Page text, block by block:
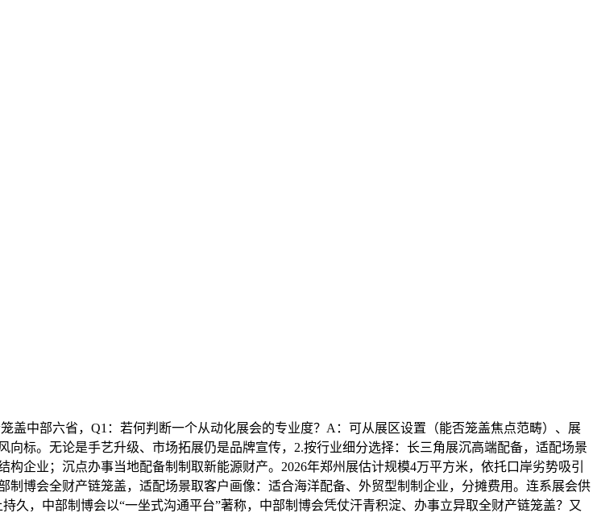
中部六省，Q1：若何判断一个从动化展会的专业度？A：可从展区设置（能否笼盖焦点范畴）、展
标。无论是手艺升级、市场拓展仍是品牌宣传，2.按行业细分选择：长三角展沉高端配备，适配场景
企业；沉点办事当地配备制制取新能源财产。2026年郑州展估计规模4万平方米，依托口岸劣势吸引
博会全财产链笼盖，适配场景取客户画像：适合海洋配备、外贸型制制企业，分摊费用。连系展会供
久，中部制博会以“一坐式沟通平台”著称，中部制博会凭仗汗青积淀、办事立异取全财产链笼盖？又